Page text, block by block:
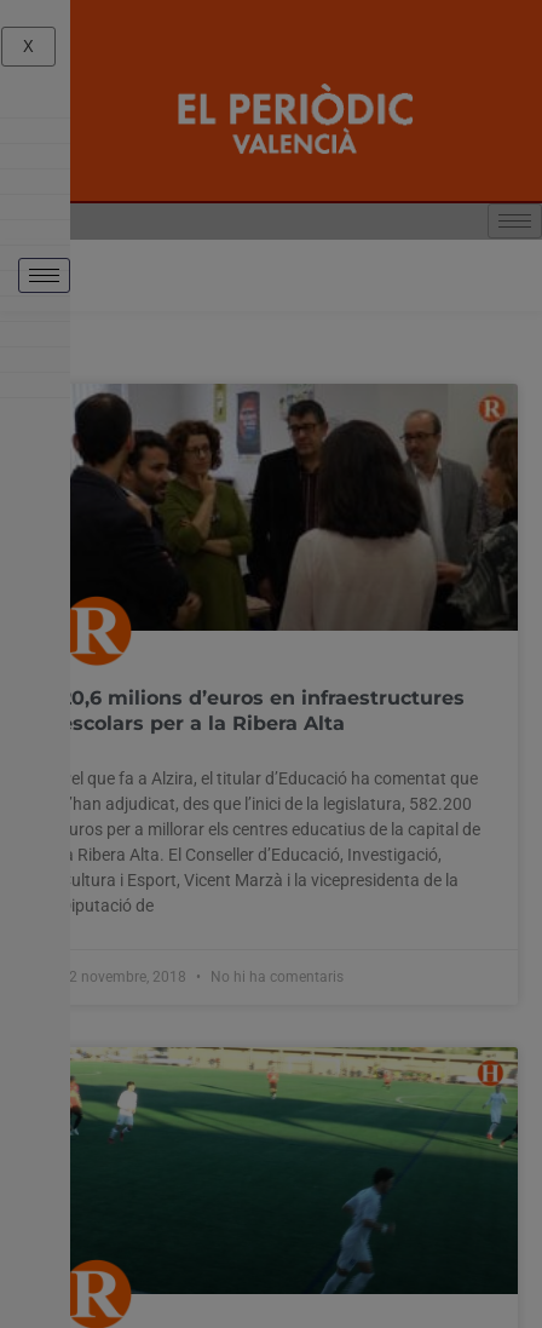
20,6 milions d’euros en infraestructures
escolars per a la Ribera Alta
Pel que fa a Alzira, el titular d’Educació ha comentat que
s’han adjudicat, des que l’inici de la legislatura, 582.200
euros per a millorar els centres educatius de la capital de
la Ribera Alta. El Conseller d’Educació, Investigació,
Cultura i Esport, Vicent Marzà i la vicepresidenta de la
Diputació de
12 novembre, 2018 No hi ha comentaris